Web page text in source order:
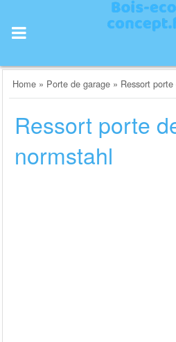
content
Home » Porte de garage » Ressort
Ressort porte
normstahl